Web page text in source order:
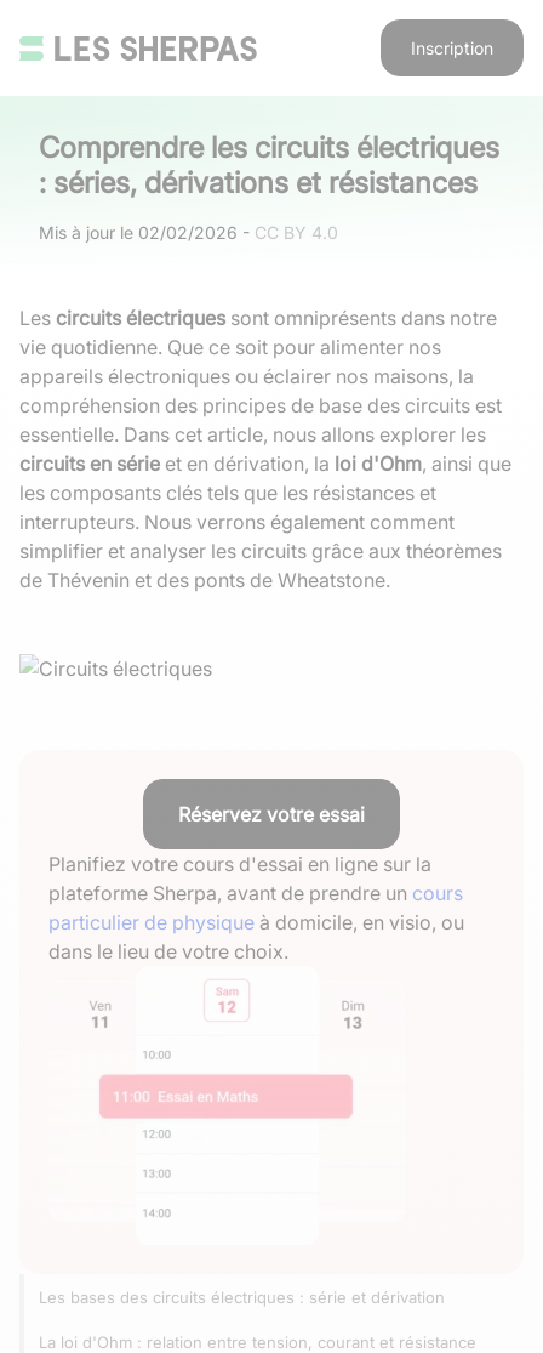
Inscription
Comprendre les circuits électriques
: séries, dérivations et résistances
Mis à jour le 02/02/2026 - CC BY 4.0
Les circuits électriques sont omniprésents dans notre
vie quotidienne. Que ce soit pour alimenter nos
appareils électroniques ou éclairer nos maisons, la
compréhension des principes de base des circuits est
essentielle. Dans cet article, nous allons explorer les
circuits en série et en dérivation, la loi d'Ohm, ainsi que
les composants clés tels que les résistances et
interrupteurs. Nous verrons également comment
simplifier et analyser les circuits grâce aux théorèmes
de Thévenin et des ponts de Wheatstone.
Réservez votre essai
Planifiez votre cours d'essai en ligne sur la
plateforme Sherpa, avant de prendre un cours
particulier de physique à domicile, en visio, ou
dans le lieu de votre choix.
Les bases des circuits électriques : série et dérivation
La loi d'Ohm : relation entre tension, courant et résistance